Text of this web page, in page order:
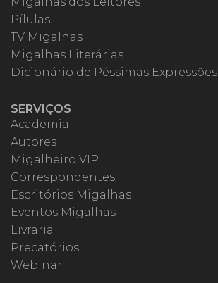
Pílulas
TV Migalhas
Migalhas Literárias
Dicionário de Péssimas Expressões
SERVIÇOS
Academia
Autores
Migalheiro VIP
Correspondentes
Escritórios Migalhas
Eventos Migalhas
Livraria
Precatórios
Webinar